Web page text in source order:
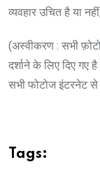
व्यवहार उचित है या
(अस्वीकरण : सभी
दर्शाने के लिए दिए
सभी फोटोज इंटरनेट
Tags: